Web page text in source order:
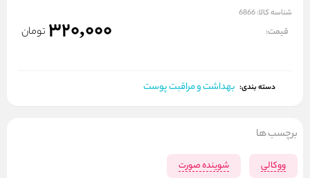
شناسه کالا:6866
قیمت: 320,000 تومان
دسته بندی: بهداشت و مراقبت پوست
برچسب ها
ووکالی شوینده صورت